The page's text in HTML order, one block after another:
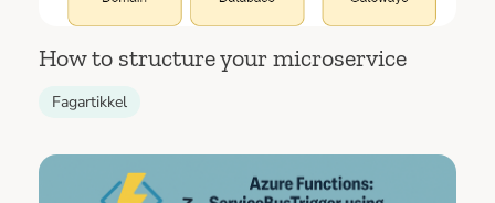
How to structure your microservice
Fagartikkel